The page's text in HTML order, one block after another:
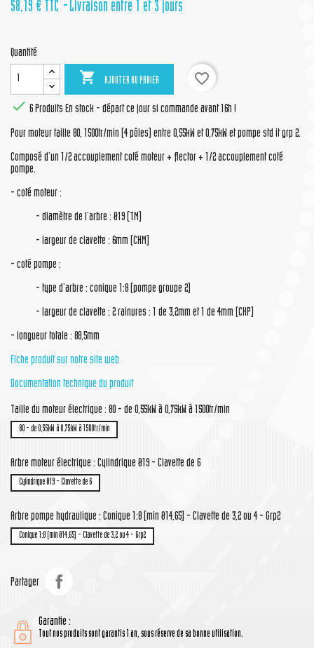
58,19 € TTC Livraison entre 1 et 3 jours
Quantité
 AJOUTER AU PANIER
favorite_border
 6 Produits En stock - départ ce jour si commande avant 16h !
Pour moteur taille 80, 1500tr/min (4 pôles) entre 0,55kW et 0,75kW et pompe std it grp 2.
Composé d'un 1/2 accouplement coté moteur + flector + 1/2 accouplement coté
pompe.
- coté moteur :
- diamètre de l'arbre : Ø19 (TM)
- largeur de clavette : 6mm (CHM)
- coté pompe :
- type d'arbre : conique 1:8 (pompe groupe 2)
- largeur de clavette : 2 rainures : 1 de 3,2mm et 1 de 4mm (CHP)
- longueur totale : 88,5mm
Fiche produit sur notre site web
Documentation technique du produit
Taille du moteur électrique : 80 - de 0,55kW à 0,75kW à 1500tr/min
80 - de 0,55kW à 0,75kW à 1500tr/min
Arbre moteur électrique : Cylindrique Ø19 - Clavette de 6
Cylindrique Ø19 - Clavette de 6
Arbre pompe hydraulique : Conique 1:8 (min Ø14,65) - Clavette de 3,2 ou 4 - Grp2
Conique 1:8 (min Ø14,65) - Clavette de 3,2 ou 4 - Grp2
Partager
Garantie :
Tout nos produits sont garantis 1 an, sous réserve de sa bonne utilisation.